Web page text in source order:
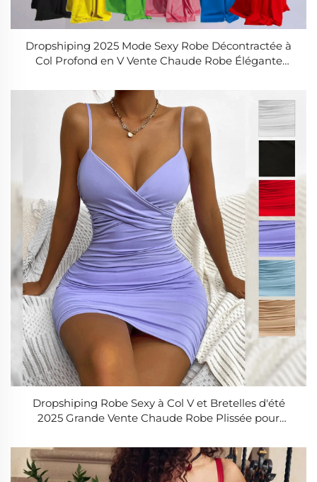
Dropshiping 2025 Mode Sexy Robe Décontractée à
Col Profond en V Vente Chaude Robe Élégante
Dropshiping Robe Sexy à Col V et Bretelles d'été
2025 Grande Vente Chaude Robe Plissée pour